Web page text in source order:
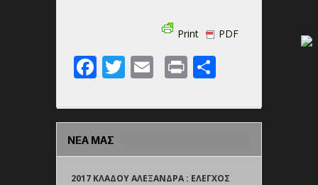
Print PDF
Facebook
Twitter
Email
Print
ΝΕΑ ΜΑΣ
2017 ΚΛΑΔΟΥ ΑΛΕΞΑΝΔΡΑ : ΕΛΕΓΧΟΣ